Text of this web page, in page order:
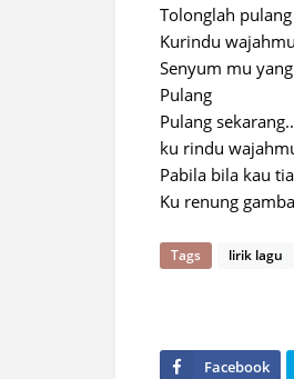
Tolonglah pulang
Kurindu wajahmu
Senyum mu
Pulang
Pulang
ku rindu
Pabila bila kau
Ku renung
Tags lirik lagu